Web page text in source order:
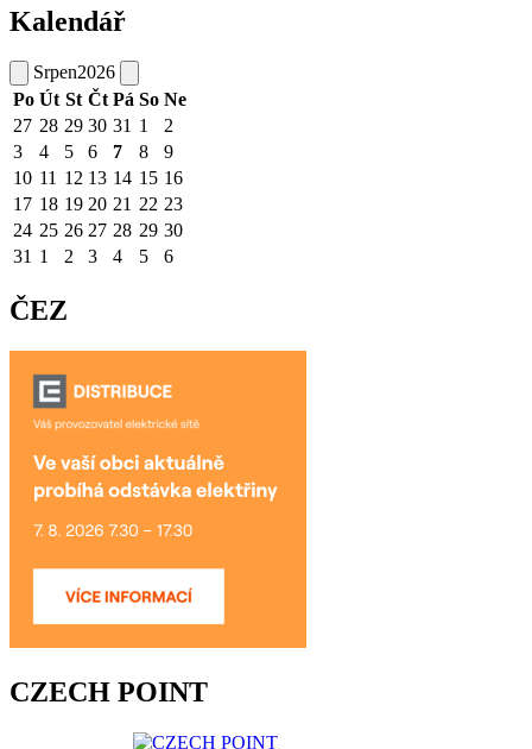
Kalendář
Srpen2026
Po Út St Čt Pá So Ne
27 28 29 30 31 1
2
3
4 5 6 7 8
9
10 11 12 13 14 15 16
17 18 19 20 21 22 23
24 25 26 27 28 29 30
31 1 2 3 4 5 6
ČEZ
CZECH POINT